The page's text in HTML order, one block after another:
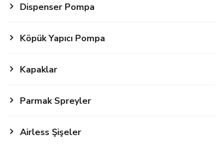
Dispenser Pompa
Köpük Yapıcı Pompa
Kapaklar
Parmak Spreyler
Airless Şişeler